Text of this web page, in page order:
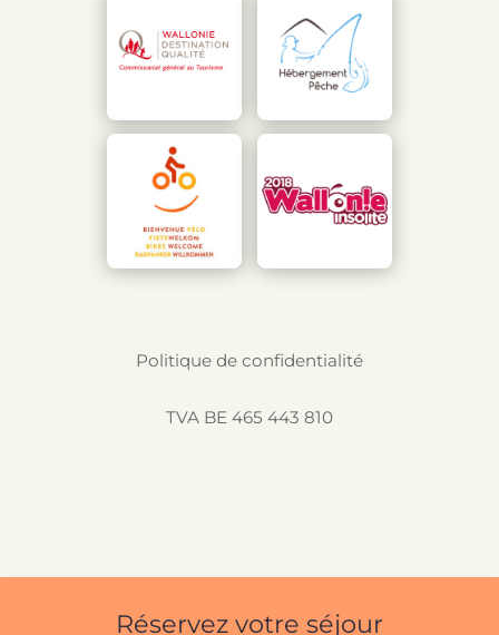
Politique de confidentialité
TVA BE 465 443 810
Réservez votre séjour